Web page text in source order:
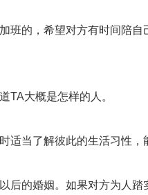
的，希望对方有时间陪自
大概是怎样的人。
当了解彼此的生活习性，
的婚姻。如果对方为人踏